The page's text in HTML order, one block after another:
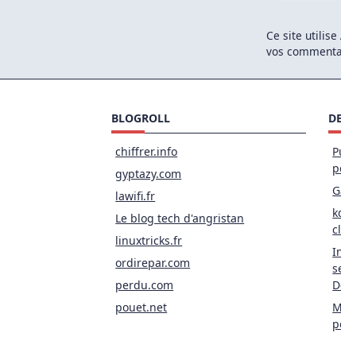
Ce site utilise
vos
BLOGROLL
chiffrer.info
gyptazy.com
lawifi.fr
Le blog tech d'angristan
linuxtricks.fr
ordirepar.com
perdu.com
pouet.net